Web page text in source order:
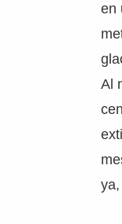
en
Al